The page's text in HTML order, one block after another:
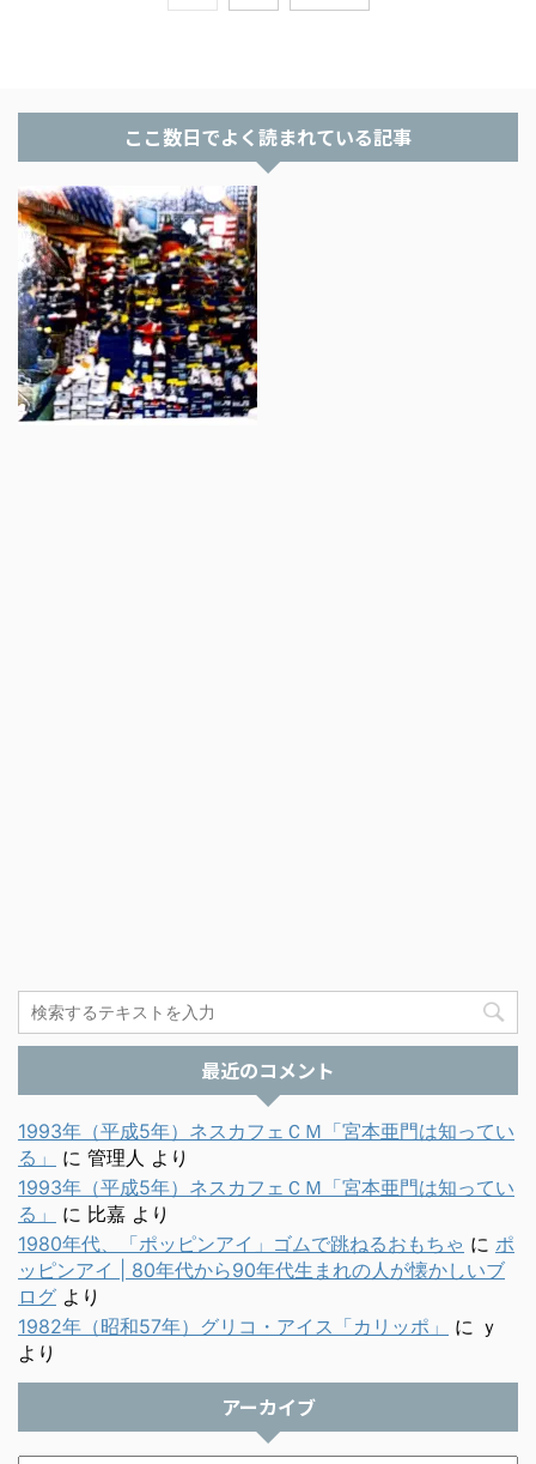
ここ数日でよく読まれている記事
最近のコメント
1993年（平成5年）ネスカフェＣＭ「宮本亜門は知ってい
る」
に 管理人 より
1993年（平成5年）ネスカフェＣＭ「宮本亜門は知ってい
る」
に 比嘉 より
1980年代、「ポッピンアイ」ゴムで跳ねるおもちゃ に ポ
ッピンアイ | 80年代から90年代生まれの人が懐かしいブ
ログ より
1982年（昭和57年）グリコ・アイス「カリッポ」
に ｙ
より
アーカイブ